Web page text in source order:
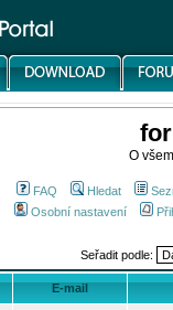
O
FAQ Hledat
Osobní nastavení
Seřadit podle:
E-mail